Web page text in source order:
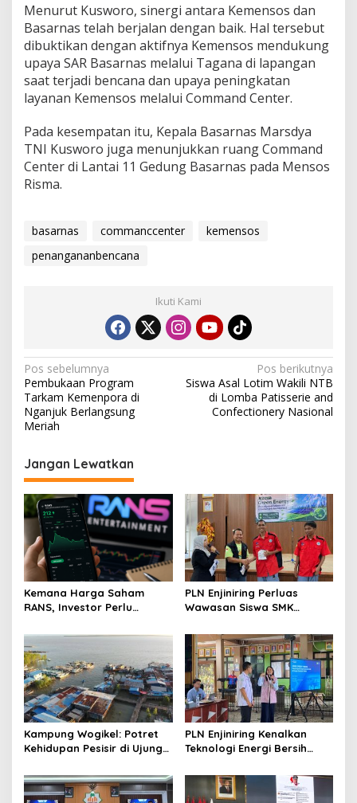
Menurut Kusworo, sinergi antara Kemensos dan
Basarnas telah berjalan dengan baik. Hal tersebut
dibuktikan dengan aktifnya Kemensos mendukung
upaya SAR Basarnas melalui Tagana di lapangan
saat terjadi bencana dan upaya peningkatan
layanan Kemensos melalui Command Center.
Pada kesempatan itu, Kepala Basarnas Marsdya
TNI Kusworo juga menunjukkan ruang Command
Center di Lantai 11 Gedung Basarnas pada Mensos
Risma.
basarnas commanccenter
kemensos
penangananbencana
Ikuti Kami
Navigasi
pos
Pos sebelumnya
Pembukaan Program
Tarkam Kemenpora di
Nganjuk Berlangsung
Meriah
Pos berikutnya
Siswa Asal Lotim Wakili NTB
di Lomba Patisserie and
Confectionery Nasional
Jangan Lewatkan
Kemana Harga Saham
RANS, Investor Perlu
Menghindari Spekulasi
Berlebihan
PLN Enjiniring Perluas
Wawasan Siswa SMK
Perubahan Iklim
Kampung Wogikel: Potret
Kehidupan Pesisir di Ujung
Bertahan di Tengah
Keterbatasan
PLN Enjiniring Kenalkan
Teknologi Energi Bersih